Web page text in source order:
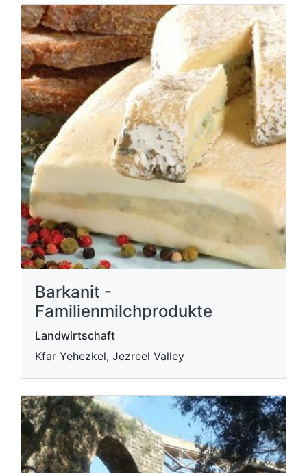
Barkanit -
Familienmilchprodukte
Landwirtschaft
Kfar Yehezkel, Jezreel Valley